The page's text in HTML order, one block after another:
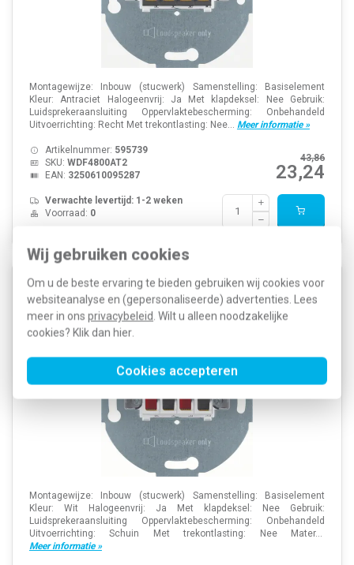
Wij gebruiken cookies
Om u de beste ervaring te bieden gebruiken wij cookies voor
websiteanalyse en (gepersonaliseerde) advertenties. Lees
meer in ons privacybeleid . Wilt u alleen noodzakelijke
cookies? Klik dan hier
Cookies accepteren
Montagewijze: Inbouw (stucwerk) Samenstelling: Basiselement
Kleur: Antraciet Halogeenvrij: Ja Met klapdeksel: Nee Gebruik:
Luidsprekeraansluiting Oppervlaktebescherming: Onbehandeld
Uitvoerrichting: Recht Met trekontlasting: Nee... Meer informatie »
43,86
23,24
Artikelnummer: 595739
SKU: WDF4800AT2
EAN: 3250610095287
Verwachte levertijd: 1-2 weken
Voorraad: 0
Hager Berker WDF4800PW2 stereo
luidsprekeraansluiting wit mat
Montagewijze: Inbouw (stucwerk) Samenstelling: Basiselement
Kleur: Wit Halogeenvrij: Ja Met klapdeksel: Nee Gebruik:
Luidsprekeraansluiting Oppervlaktebescherming: Onbehandeld
Uitvoerrichting: Schuin Met trekontlasting: Nee Mater...
Meer informatie »